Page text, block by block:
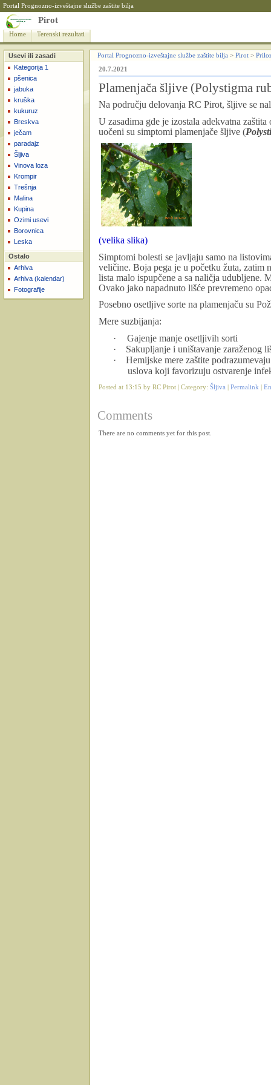
Portal Prognozno-izveštajne službe zaštite bilja
Pirot
Home Terenski rezultati
Usevi ili zasadi
Kategorija 1
pšenica
jabuka
kruška
kukuruz
Breskva
ječam
paradajz
Šljiva
Vinova loza
Krompir
Trešnja
Malina
Kupina
Ozimi usevi
Borovnica
Leska
Ostalo
Arhiva
Arhiva (kalendar)
Fotografije
Portal Prognozno-izveštajne službe zaštite bilja > Pirot >
20.7.2021
Plamenjača šljive (Polystigma
Na području delovanja RC Pirot, šljive se
U zasadima gde je izostala adekvatna
uočeni su simptomi plamenjače šljive (
(velika slika)
Simptomi bolesti se javljaju samo na
veličine. Boja pega je u početku žuta, zatim
lista malo ispupčene a sa naličja udubljene.
Ovako jako napadnuto lišće prevremeno
Posebno osetljive sorte na plamenjaču su
Mere suzbijanja:
·
Gajenje manje osetljivih sorti
·
Sakupljanje i uništavanje zaraženog
·
Hemijske mere zaštite
uslova koji favorizuju ostvarenje
Posted at 13:15 by RC Pirot | Category: Šljiva Permalink
Comments
There are no comments yet for this post.